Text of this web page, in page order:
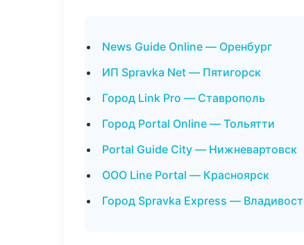
News Guide Online — Оренбург
ИП Spravka Net — Пятигорск
Город Link Pro — Ставрополь
Город Portal Online — Тольятти
Portal Guide City — Нижневартовск
ООО Line Portal — Красноярск
Город Spravka Express —